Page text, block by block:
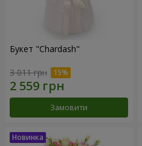
Букет "Chardash"
3 011 грн
Замовити